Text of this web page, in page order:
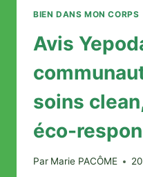
BIEN DANS MON CORPS
Avis
soins
éco-
Par Marie PACÔME